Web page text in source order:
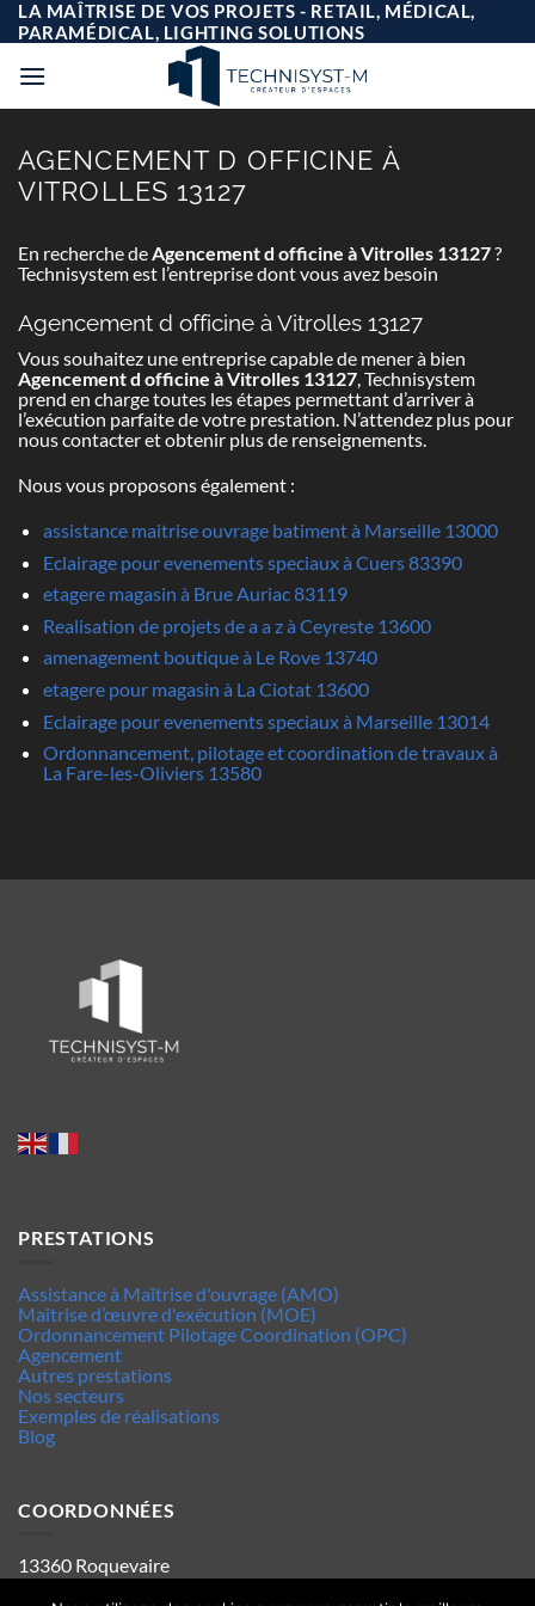
Passer
au
contenu
LA MAÎTRISE DE VOS PROJETS - RETAIL, MÉDICAL,
PARAMÉDICAL, LIGHTING SOLUTIONS
AGENCEMENT D OFFICINE À
VITROLLES 13127
En recherche deAgencement d officine à Vitrolles 13127?
Technisystem est l’entreprise dont vous avez besoin
Agencement d officine à Vitrolles 13127
Vous souhaitez une entreprise capable de mener à bien
Agencement d officine à Vitrolles 13127, Technisystem
prend en charge toutes les étapes permettant d’arriver à
l’exécution parfaite de votre prestation. N’attendez plus pour
nous contacter et obtenir plus de renseignements.
Nous vous proposons également :
assistance maitrise ouvrage batiment à Marseille 13000
Eclairage pour evenements speciaux à Cuers 83390
etagere magasin à Brue Auriac 83119
Realisation de projets de a a z à Ceyreste 13600
amenagement boutique à Le Rove 13740
etagere pour magasin à La Ciotat 13600
Eclairage pour evenements speciaux à Marseille 13014
Ordonnancement, pilotage et coordination de travaux à
La Fare-les-Oliviers 13580
PRESTATIONS
Assistance à Maîtrise d'ouvrage (AMO)
Maîtrise d’œuvre d'exécution (MOE)
Ordonnancement Pilotage Coordination (OPC)
Agencement
Autres prestations
Nos secteurs
Exemples de réalisations
Blog
COORDONNÉES
13360 Roquevaire
Tel : 06.63.70.62.44